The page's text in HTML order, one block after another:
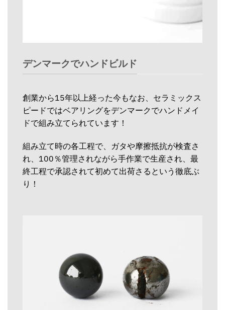
デンマークでハンドビルド
創業から15年以上経った今もなお、セラミックス
ピードではベアリングをデンマークでハンドメイ
ドで組み立てられています！
組み立て時の各工程で、ガタや摩擦抵抗が検査さ
れ、100％管理されながら手作業で生産され、最
終工程で承認されて初めて出荷さるという徹底ぶ
り！